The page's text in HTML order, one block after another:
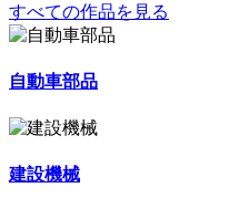
すべての作品を見る
自動車部品
建設機械